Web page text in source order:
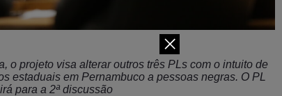
o projeto visa alterar outros três PLs com o intuito de
estaduais em Pernambuco a pessoas negras. O PL
para a 2ª discussão